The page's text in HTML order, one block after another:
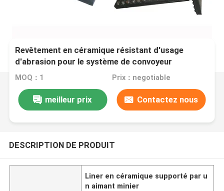
Revêtement en céramique résistant d'usage
d'abrasion pour le système de convoyeur
MOQ：1 Prix：negotiable
meilleur prix Contactez nous
DESCRIPTION DE PRODUIT
Liner en céramique supporté par u
n aimant minier